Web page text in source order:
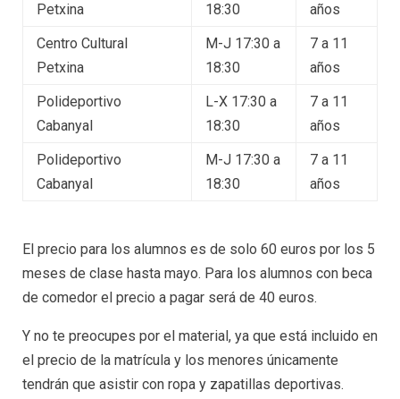
Petxina
18:30
años
Centro Cultural
Petxina
M-J 17:30 a
18:30
7 a 11
años
Polideportivo
Cabanyal
L-X 17:30 a
18:30
7 a 11
años
Polideportivo
Cabanyal
M-J 17:30 a
18:30
7 a 11
años
El precio para los alumnos es de solo 60 euros por los 5
meses de clase hasta mayo. Para los alumnos con beca
de comedor el precio a pagar será de 40 euros.
Y no te preocupes por el material, ya que está incluido en
el precio de la matrícula y los menores únicamente
tendrán que asistir con ropa y zapatillas deportivas.